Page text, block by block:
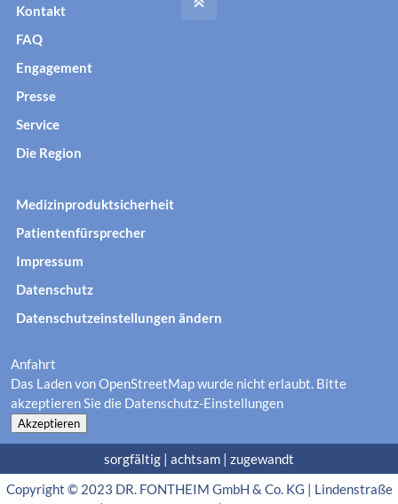
Kontakt
FAQ
Engagement
Presse
Service
Die Region
Medizinproduktsicherheit
Patientenfürsprecher
Impressum
Datenschutz
Datenschutzeinstellungen ändern
Anfahrt
Das Laden von OpenStreetMap wurde nicht erlaubt. Bitte
akzeptieren Sie die Datenschutz-Einstellungen
Akzeptieren
sorgfältig | achtsam | zugewandt
Copyright © 2023 DR. FONTHEIM GmbH & Co. KG | Lindenstraße